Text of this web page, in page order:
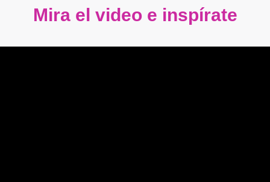
Mira el video e inspírate